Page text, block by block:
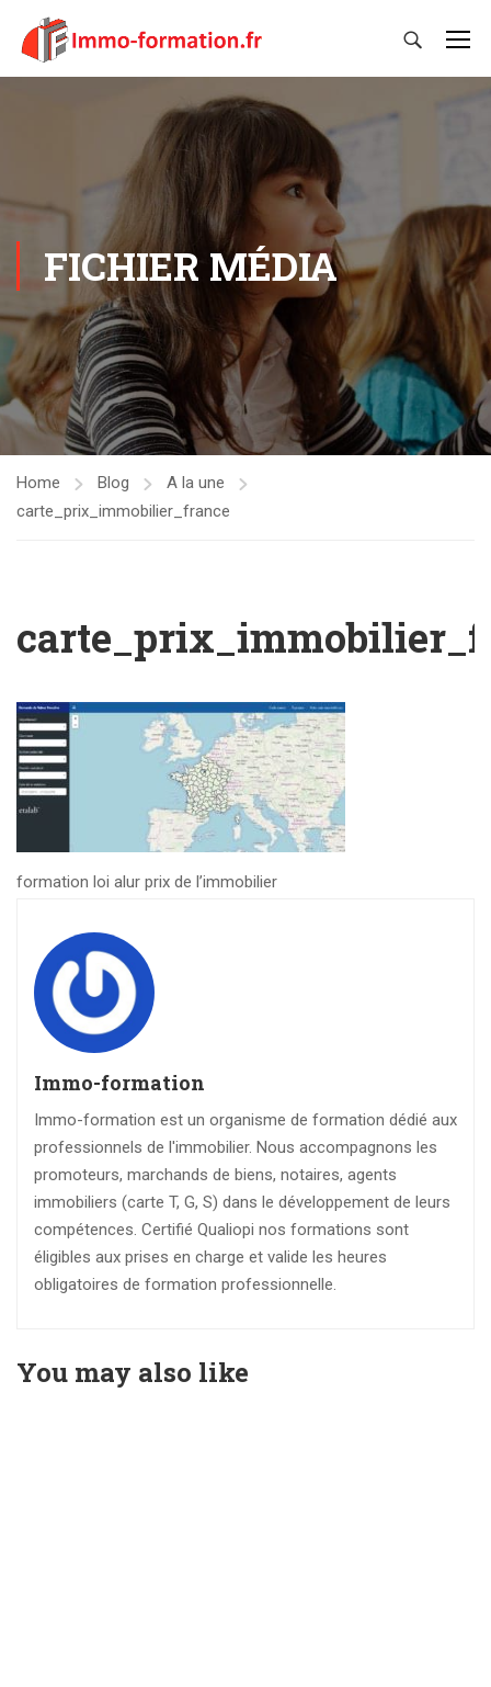
FICHIER MÉDIA
Home Blog
A la une
carte_prix_immobilier_france
formation loi alur prix de l’immobilier
Immo-formation
Immo-formation est un organisme de formation dédié aux
professionnels de l'immobilier. Nous accompagnons les
promoteurs, marchands de biens, notaires, agents
immobiliers (carte T, G, S) dans le développement de leurs
compétences. Certifié Qualiopi nos formations sont
éligibles aux prises en charge et valide les heures
obligatoires de formation professionnelle.
You may also like